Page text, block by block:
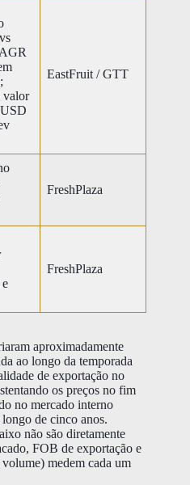
valor
EastFruit / GTT
FreshPlaza
FreshPlaza
aproximadamente
ao longo da temporada
de exportação no
os preços no fim
no mercado interno
de cinco anos.
não são diretamente
FOB de exportação e
medem cada um